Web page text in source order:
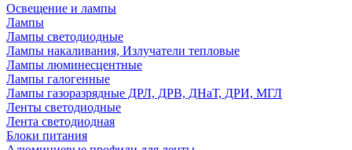
Освещение и лампы
Лампы
Лампы светодиодные
Лампы накаливания, Излучатели тепловые
Лампы люминесцентные
Лампы галогенные
Лампы газоразрядные ДРЛ, ДРВ, ДНаТ, ДРИ, МГЛ
Ленты светодиодные
Лента светодиодная
Блоки питания